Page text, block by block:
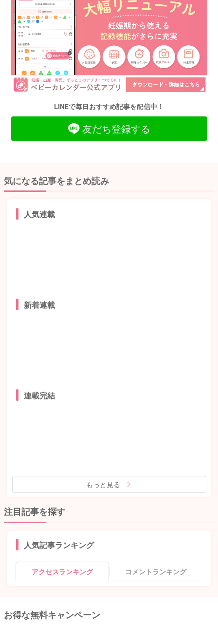
LINEで毎日おすすめ記事を配信中！
友だち登録する
気になる記事をまとめ読み
人気連載
新着連載
連載完結
もっと見る
注目記事を探す
人気記事ランキング
アクセスランキング コメントランキング
お得な無料キャンペーン